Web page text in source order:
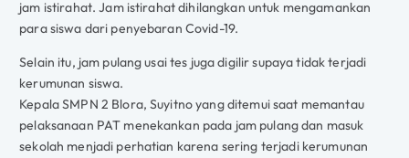
jam istirahat. Jam istirahat dihilangkan untuk mengamankan
para siswa dari penyebaran Covid-19.
Selain itu, jam pulang usai tes juga digilir supaya tidak terjadi
kerumunan siswa.
Kepala SMPN 2 Blora, Suyitno yang ditemui saat memantau
pelaksanaan PAT menekankan pada jam pulang dan masuk
sekolah menjadi perhatian karena sering terjadi kerumunan